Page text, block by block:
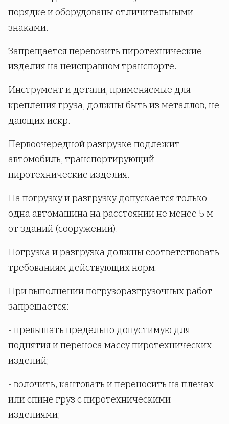
порядке и оборудованы отличительными
знаками.
Запрещается перевозить пиротехнические
изделия на неисправном транспорте.
Инструмент и детали, применяемые для
крепления груза, должны быть из металлов, не
дающих искр.
Первоочередной разгрузке подлежит
автомобиль, транспортирующий
пиротехнические изделия.
На погрузку и разгрузку допускается только
одна автомашина на расстоянии не менее 5 м
от зданий (сооружений).
Погрузка и разгрузка должны соответствовать
требованиям действующих норм.
При выполнении погрузоразгрузочных работ
запрещается:
- превышать предельно допустимую для
поднятия и переноса массу пиротехнических
изделий;
- волочить, кантовать и переносить на плечах
или спине груз с пиротехническими
изделиями;